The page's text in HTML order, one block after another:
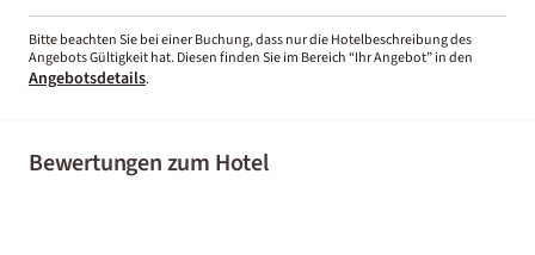
Bitte beachten Sie bei einer Buchung, dass nur die Hotelbeschreibung des
Angebots Gültigkeit hat. Diesen finden Sie im Bereich “Ihr Angebot” in den
Angebotsdetails.
Bewertungen zum Hotel